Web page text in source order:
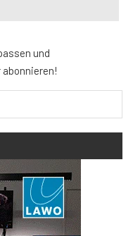
und